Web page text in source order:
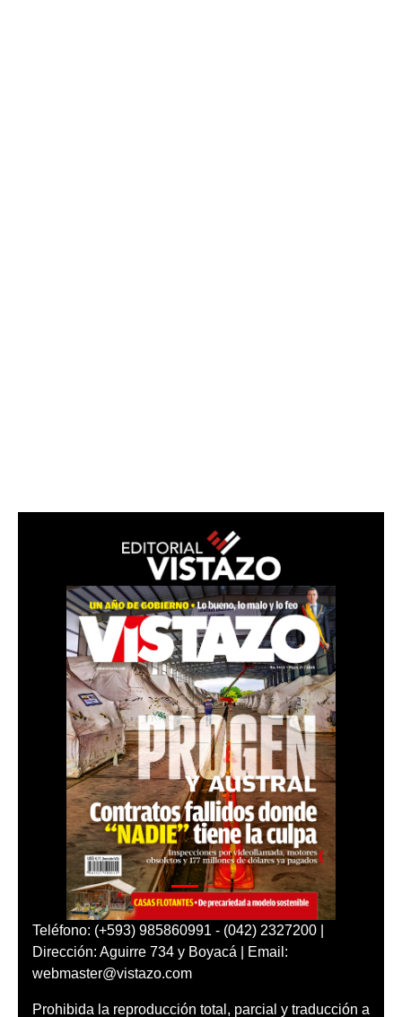
Teléfono: (+593) 985860991 - (042) 2327200 |
Dirección: Aguirre 734 y Boyacá | Email:
webmaster@vistazo.com
Prohibida la reproducción total, parcial y traducción a